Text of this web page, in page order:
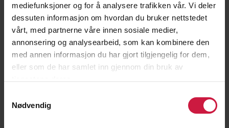
mediefunksjoner og for å analysere trafikken vår. Vi deler
dessuten informasjon om hvordan du bruker nettstedet
vårt, med partnerne våre innen sosiale medier,
annonsering og analysearbeid, som kan kombinere den
med annen informasjon du har gjort tilgjengelig for dem,
eller som de har samlet inn gjennom din bruk av
Nødvendig
Mathias Brænden
FUNGERENDE SPORTSSJEF CURLING
Fungerende sportssjef curling
bremat@ntg.no